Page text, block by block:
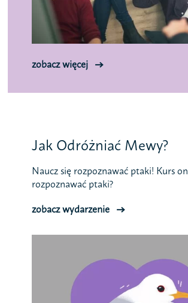
zobacz więcej
Jak Odróżniać Mewy?
Naucz się rozpoznawać ptaki! Kurs
rozpoznawać ptaki?
zobacz wydarzenie